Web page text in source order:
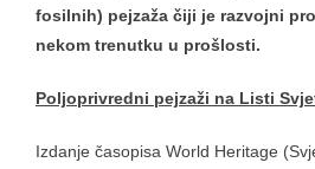
fosilnih) pejzaža čiji je razvojni
nekom trenutku u prošlosti.
Poljoprivredni pejzaži na Listi
Izdanje časopisa World Heritage